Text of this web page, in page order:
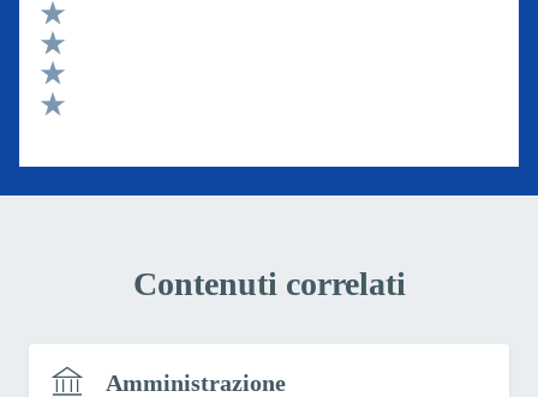
Valuta 5 stelle su 5
Valuta 4 stelle su 5
Valuta 3 stelle su 5
Valuta 2 stelle su 5
Contenuti correlati
Amministrazione